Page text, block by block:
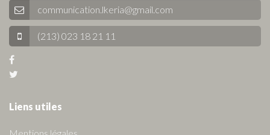
communication.lkeria@gmail.com
(213) 023 18 21 11
Liens utiles